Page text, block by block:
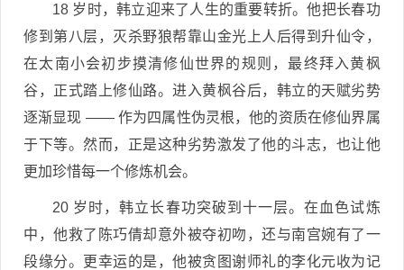
18 岁时，韩立迎来了人生的重要转折。他把长春功
修到第八层，灭杀野狼帮靠山金光上人后得到升仙令，
在太南小会初步摸清修仙世界的规则，最终拜入黄枫
谷，正式踏上修仙路。进入黄枫谷后，韩立的天赋劣势
逐渐显现 —— 作为四属性伪灵根，他的资质在修仙界属
于下等。然而，正是这种劣势激发了他的斗志，也让他
更加珍惜每一个修炼机会。
20 岁时，韩立长春功突破到十一层。在血色试炼
中，他救了陈巧倩却意外被夺初吻，还与南宫婉有了一
段缘分。更幸运的是，他被贪图谢师礼的李化元收为记